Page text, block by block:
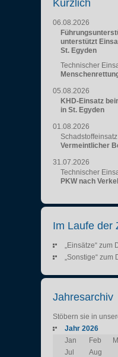
Kürzlich
06.08.2026
unterstützt
St. Egyden
Technischer
05.08.2026
KHD-Einsatz
in St. Egyden
01.08.2026
Schadstoffeinsatz
Vermeintlicher
31.07.2026
Technischer
PKW nach
Im Laufe der
„Einsätze“ zum
„Sonstige“ zum
Jahresarchiv
Stöbern sie in
Jahr 2026
Jan
Feb
Jul
Aug